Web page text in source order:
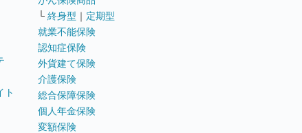
ト
└ 終身型 ｜ 定期型
就業不能保険
認知症保険
外貨建て保険
介護保険
総合保障保険
個人年金保険
変額保険